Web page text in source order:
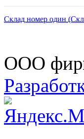
Склад номер один
ООО